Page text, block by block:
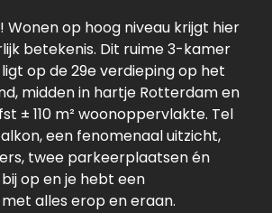
Wonen op hoog niveau krijgt hier
betekenis. Dit ruime 3-kamer
op de 29e verdieping op het
midden in hartje Rotterdam en
± 110 m² woonoppervlakte. Tel
een fenomenaal uitzicht,
twee parkeerplaatsen én
bij op en je hebt een
alles erop en eraan.